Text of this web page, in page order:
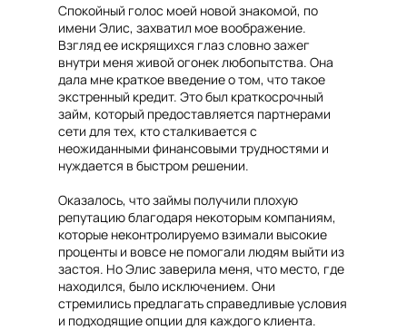
Спокойный голос моей новой знакомой, по
имени Элис, захватил мое воображение.
Взгляд ее искрящихся глаз словно зажег
внутри меня живой огонек любопытства. Она
дала мне краткое введение о том, что такое
экстренный кредит. Это был краткосрочный
займ, который предоставляется партнерами
сети для тех, кто сталкивается с
неожиданными финансовыми трудностями и
нуждается в быстром решении.
Оказалось, что займы получили плохую
репутацию благодаря некоторым компаниям,
которые неконтролируемо взимали высокие
проценты и вовсе не помогали людям выйти из
застоя. Но Элис заверила меня, что место, где
находился, было исключением. Они
стремились предлагать справедливые условия
и подходящие опции для каждого клиента.